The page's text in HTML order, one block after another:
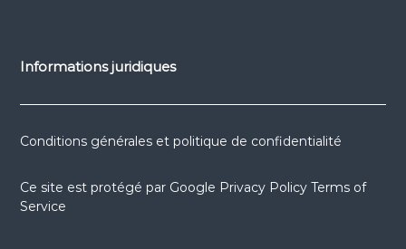
Informations juridiques
Conditions générales et politique de confidentialité
Ce site est protégé par Google Privacy Policy Terms of
Service